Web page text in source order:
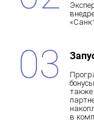
также
в